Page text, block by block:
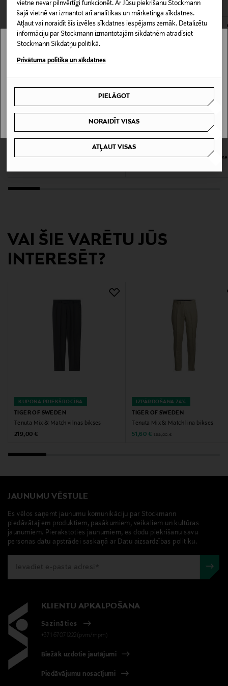
vietne nevar pilnvērtīgi funkcionēt. Ar Jūsu piekrišanu Stockmann
šajā vietnē var izmantot arī analītikas un mārketinga sīkdatnes.
Atļaut vai noraidīt šīs izvēles sīkdatnes iespējams zemāk. Detalizētu
informāciju par Stockmann izmantotajām sīkdatnēm atradīsiet
Stockmann Sīkdatņu politikā.
Privātuma politika un sīkdatnes
PIELĀGOT
NORAIDĪT VISAS
ATĻAUT VISAS
LASĪT VAIRĀK
Materiāls
100% vilna
Krāsa
Ražotājvalsts
Ražotāja daļas numurs
Ražotājs
Ražotāja adrese
Unioninkatu 22, 00130 Helsinki, Finland
customercare@tigerofsweden.se
Tiger of Sweden, bikses, vīriešu bikses, vilnas bikses,
0,00 € – 4,90 €
Casual bikses
TIGER OF SWEDEN
Tenuta Mix & Match Regular fit
VAI ŠIE VARĒTU JŪS
INTERESĒT?
KUPONA PRIEKŠROCĪBA
TIGER OF SWEDEN
Tenuta Mix & Match vilnas bikses
Original Price
219,00 €
IZPĀRDOŠANA 74%
TIGER OF SWEDEN
Tenuta Mix & Match lina bikses
Discounted Price
51,60 € Original Price
199,00 €
JAUNUMU VĒSTULE
Es vēlos saņemt jaunumu komunikāciju par Stockmann
piedāvātajiem produktiem, pasākumiem, veikaliem un kultūras
jaunumiem. Pierakstoties jaunumiem, es dodu piekrišanu savu
personas datu apstrādei saskaņā ar Datu aizsardzības politiku.
KLIENTU APKALPOŠANA
Sazināties
+371 67071222(pvm/mpm)
Biežāk uzdotie jautājumi
Piedāvājumu nosacījumi
Stockmann nav pieejams tavā valstī.
I UNDERSTAND